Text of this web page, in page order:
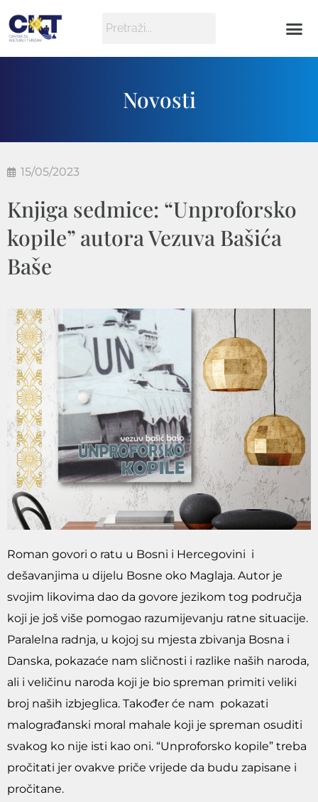
Novosti
15/05/2023
Knjiga sedmice: “Unproforsko
kopile” autora Vezuva Bašića
Baše
Roman govori o ratu u Bosni i Hercegovini i
dešavanjima u dijelu Bosne oko Maglaja. Autor je
svojim likovima dao da govore jezikom tog područja
koji je još više pomogao razumijevanju ratne situacije.
Paralelna radnja, u kojoj su mjesta zbivanja Bosna i
Danska, pokazaće nam sličnosti i razlike naših naroda,
ali i veličinu naroda koji je bio spreman primiti veliki
broj naših izbjeglica. Također će nam pokazati
malograđanski moral mahale koji je spreman osuditi
svakog ko nije isti kao oni. “Unproforsko kopile” treba
pročitati jer ovakve priče vrijede da budu zapisane i
pročitane.